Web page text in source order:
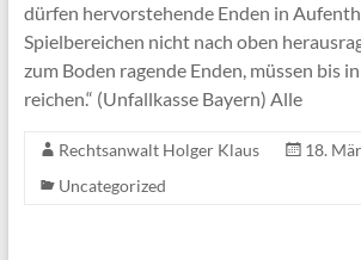
dürfen hervorstehende Enden in
Spielbereichen nicht nach oben
zum Boden ragende Enden, müssen bis
reichen.“ (Unfallkasse Bayern) Alle
Rechtsanwalt Holger Klaus
18.
Uncategorized